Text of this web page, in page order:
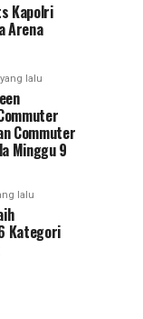
Kapolri
Arena
lalu
Commuter
Minggu 9
lalu
Kategori